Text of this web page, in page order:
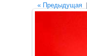
« Предыдущая|